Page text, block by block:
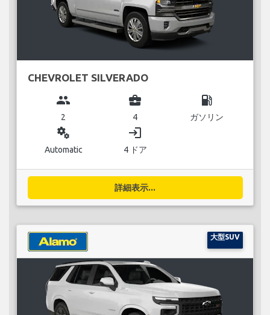
CHEVROLET SILVERADO
group
2
business_center
4
local_gas_station
ガソリン
miscellaneous_services
Automatic
login
4 ドア
詳細表示...
大型SUV